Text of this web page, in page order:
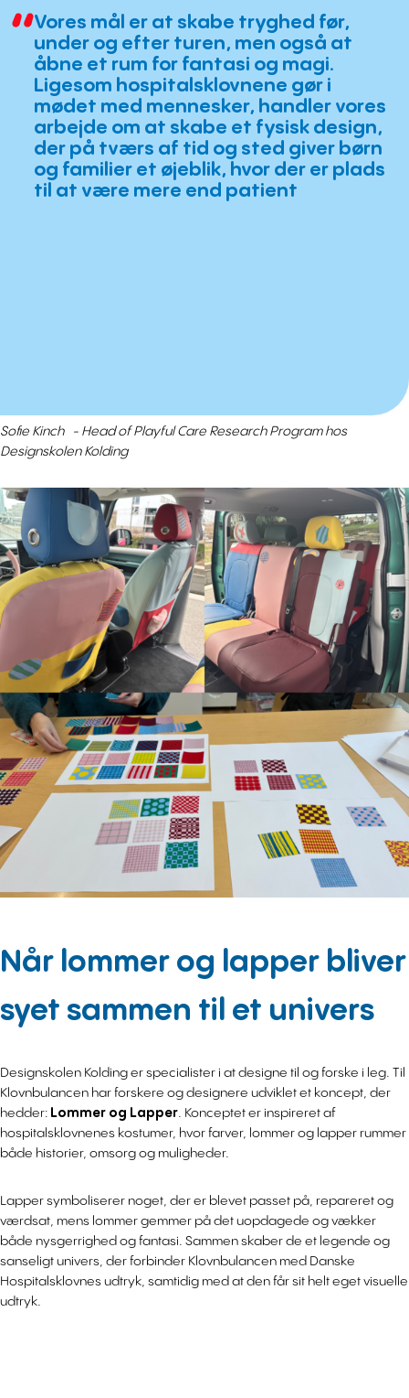
Vores mål er at skabe tryghed før,
under og efter turen, men også at
åbne et rum for fantasi og magi.
Ligesom hospitalsklovnene gør i
mødet med mennesker, handler vores
arbejde om at skabe et fysisk design,
der på tværs af tid og sted giver børn
og familier et øjeblik, hvor der er plads
til at være mere end patient
Sofie Kinch - Head of Playful Care Research Program hos
Designskolen Kolding
Når lommer og lapper bliver
syet sammen til et univers
Designskolen Kolding er specialister i at designe til og forske i leg. Til
Klovnbulancen har forskere og designere udviklet et koncept, der
hedder: Lommer og Lapper . Konceptet er inspireret af
hospitalsklovnenes kostumer, hvor farver, lommer og lapper rummer
både historier, omsorg og muligheder.
Lapper symboliserer noget, der er blevet passet på, repareret og
værdsat, mens lommer gemmer på det uopdagede og vækker
både nysgerrighed og fantasi. Sammen skaber de et legende og
sanseligt univers, der forbinder Klovnbulancen med Danske
Hospitalsklovnes udtryk, samtidig med at den får sit helt eget visuelle
udtryk.